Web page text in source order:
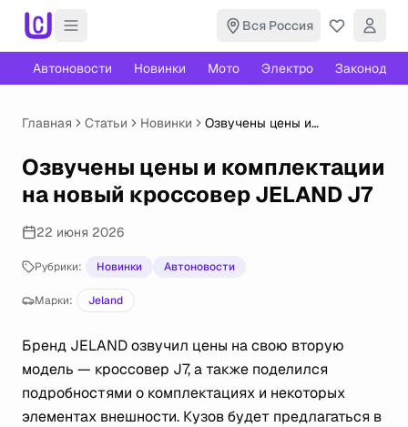
Вся Россия
Автоновости Новинки Мото Электро
Главная Статьи Новинки
Озвучены цены и
кроссовер JELAND J7
Озвучены цены и комплектации
на новый кроссовер JELAND J7
22 июня 2026
Рубрики: Новинки Автоновости
Марки: Jeland
Бренд JELAND озвучил цены на свою вторую
модель — кроссовер J7, а также поделился
подробностями о комплектациях и некоторых
элементах внешности. Кузов будет предлагаться в